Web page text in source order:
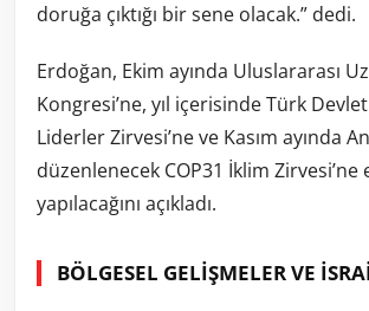
doruğa çıktığı bir sene olacak.” dedi.
Erdoğan, Ekim ayında Uluslararası
Kongresi’ne, yıl içerisinde Türk
Liderler Zirvesi’ne ve Kasım ayında
düzenlenecek COP31 İklim Zirvesi’ne
yapılacağını açıkladı.
BÖLGESEL GELİŞMELER VE